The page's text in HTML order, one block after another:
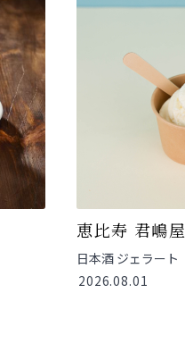
恵比寿 君嶋屋
日本酒 ジェラート
2026.08.01